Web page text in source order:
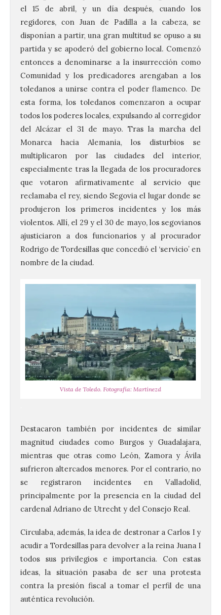
el 15 de abril, y un día después, cuando los
regidores, con Juan de Padilla a la cabeza, se
disponían a partir, una gran multitud se opuso a su
partida y se apoderó del gobierno local. Comenzó
entonces a denominarse a la insurrección como
Comunidad y los predicadores arengaban a los
toledanos a unirse contra el poder flamenco. De
esta forma, los toledanos comenzaron a ocupar
todos los poderes locales, expulsando al corregidor
del Alcázar el 31 de mayo. Tras la marcha del
Monarca hacia Alemania, los disturbios se
multiplicaron por las ciudades del interior,
especialmente tras la llegada de los procuradores
que votaron afirmativamente al servicio que
reclamaba el rey, siendo Segovia el lugar donde se
produjeron los primeros incidentes y los más
violentos. Allí, el 29 y el 30 de mayo, los segovianos
ajusticiaron a dos funcionarios y al procurador
Rodrigo de Tordesillas que concedió el ‘servicio’ en
nombre de la ciudad.
Vista de Toledo. Fotografía: Martínezd
Destacaron también por incidentes de similar
magnitud ciudades como Burgos y Guadalajara,
mientras que otras como León, Zamora y Ávila
sufrieron altercados menores. Por el contrario, no
se registraron incidentes en Valladolid,
principalmente por la presencia en la ciudad del
cardenal Adriano de Utrecht y del Consejo Real.
Circulaba, además, la idea de destronar a Carlos I y
acudir a Tordesillas para devolver a la reina Juana I
todos sus privilegios e importancia. Con estas
ideas, la situación pasaba de ser una protesta
contra la presión fiscal a tomar el perfil de una
auténtica revolución.